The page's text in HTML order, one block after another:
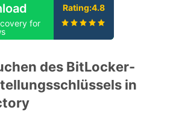
for
Rating:4.8
des BitLocker-
in